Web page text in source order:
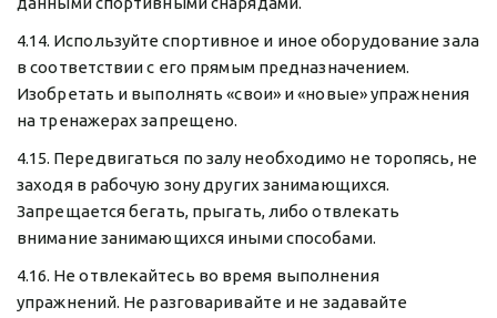
4.14. Используйте спортивное и иное оборудование зала
в соответствии с его прямым предназначением.
Изобретать и выполнять «свои» и «новые» упражнения
на тренажерах запрещено.
4.15. Передвигаться по залу необходимо не торопясь, не
заходя в рабочую зону других занимающихся.
Запрещается бегать, прыгать, либо отвлекать
внимание занимающихся иными способами.
4.16. Не отвлекайтесь во время выполнения
упражнений. Не разговаривайте и не задавайте